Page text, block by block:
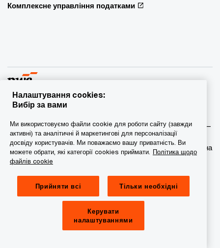
Комплексне управління податками
учасник/фірми-учасниці мережі PwC, а в деяких випадках –
міжнародна мережа PwC. Кожна фірма мережі є
самостійною юридичною особою. Докладніша інформація на
веб-сторінці www.pwc.com/structure.
Конфіденційність
Сookie-файли
Обмеження юридичної відповідальності
Провайдер сайту
Налаштування cookies:
Вибір за вами
Ми використовуємо файли cookie для роботи сайту (завжди
активні) та аналітичні й маркетингові для персоналізації
досвіду користувачів. Ми поважаємо вашу приватність. Ви
можете обрати, які категорії cookies приймати. Політика щодо
файлів cookie
Прийняти всі Тільки необхідні
Керувати
налаштуваннями